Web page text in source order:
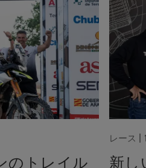
のトレイル
レース
新し